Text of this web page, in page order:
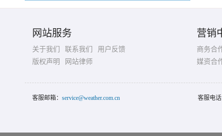
网站服务
关于我们 联系我们
用户反馈
版权声明
网站律师
营销
商务合
媒资合
客服邮箱： service@weather.com.cn 客服电